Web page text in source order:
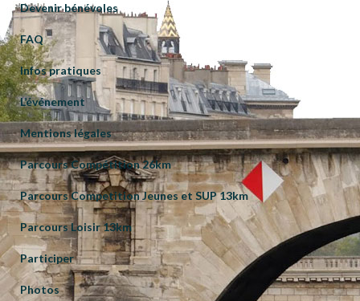
Devenir bénévoles
FAQ
Infos pratiques
L’événement
Mentions légales
Parcours Compétition 26km
Parcours Competition Jeunes et SUP 13km
Parcours Loisir 13km
Participer
Photos